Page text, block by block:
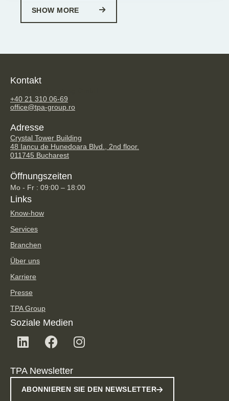
SHOW MORE
Kontakt
+40 21 310 06-69
office@tpa-group.ro
Adresse
Crystal Tower Building
48 Iancu de Hunedoara Blvd., 2nd floor.
011745 Bucharest
Öffnungszeiten
Mo - Fr : 09:00 – 18:00
Links
Know-how
Services
Branchen
Über uns
Karriere
Presse
TPA Group
Soziale Medien
TPA Newsletter
ABONNIEREN SIE DEN NEWSLETTER